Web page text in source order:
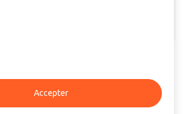
Accepter